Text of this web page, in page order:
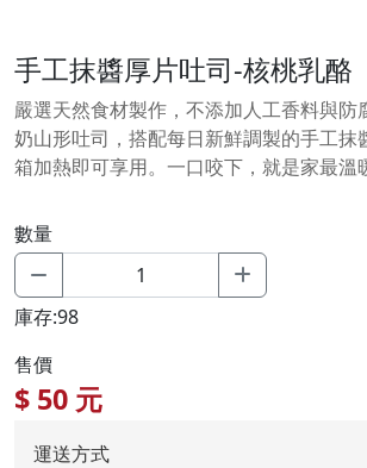
手工抹醬厚片吐司-核桃乳酪
嚴選天然食材製作，不添加人工香料與防
奶山形吐司，搭配每日新鮮調製的手工抹
箱加熱即可享用。一口咬下，就是家最溫
數量
庫存:98
售價
$ 50 元
運送方式